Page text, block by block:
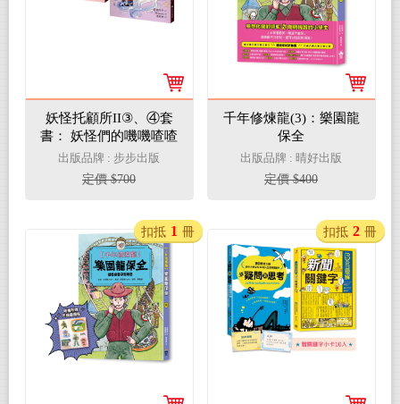
妖怪托顧所II③、④套
書： 妖怪們的嘰嘰喳喳
／久藏家的陌生訪客
出版品牌 : 步步出版
定價 $700
千年修煉龍(3)：樂園龍
保全
出版品牌 : 晴好出版
定價 $400
扣抵 1 冊 扣抵 2 冊